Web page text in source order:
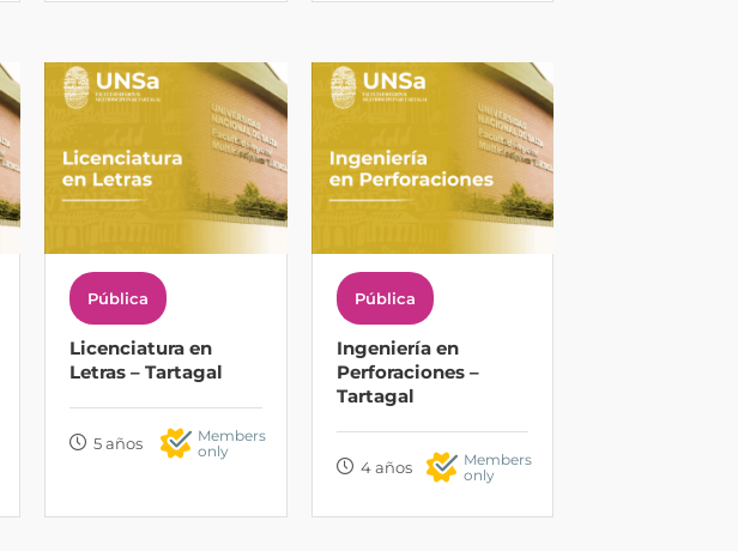
Pública
Licenciatura en
Letras – Tartagal
5 años
Members
only
Pública
Ingeniería en
Perforaciones –
Tartagal
4 años
Members
only